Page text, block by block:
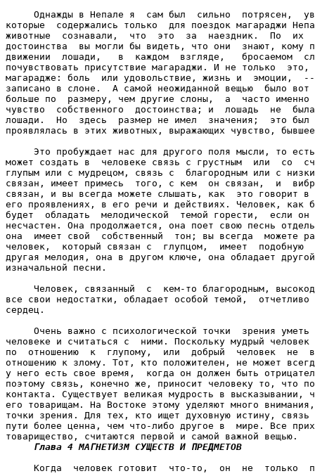
Однажды в Непале я  сам был  сильно  потрясен,
которые  содержались только  для поездок магараджи
животные  сознавали,  что  это  за  наездник.  По  их
достоинства  вы могли бы видеть, что они  знают, кому
движении  лошади,   в  каждом  взгляде,   бросаемом
почувствовать присутствие магараджи. И не только  это,
магарадже: боль  или удовольствие, жизнь и  эмоции,
записано в слоне.  А самой неожиданной вещью  было
больше по  размеру, чем другие слоны,  а  часто именно
чувство  собственного  достоинства; и  лошадь  не
лошади.  Но  здесь  размер не имел  значения;  это
проявлялась в этих животных, выражающих чувство,
Это пробуждает нас для другого поля мысли, то
может создать в  человеке связь с грустным  или  со
глупым или с мудрецом, связь с  благородным или с
связан, имеет примесь  того, с кем  он связан,  и
связан, и вы всегда можете слышать, как  это говорит в
его проявлениях, в его речи и действиях. Человек, как
будет  обладать  мелодической  темой горести,  если
несчастен. Она продолжается, она поет свою песнь
она  имеет свой  собственный  тон; вы всегда  можете
человек,  который связан с  глупцом,  имеет  подобную
другая мелодия, она в другом ключе, она обладает
изначальной песни.
Человек, связанный  с  кем-то благородным,
все свои недостатки, обладает особой темой,  отчетливо
сердец.
Очень важно с психологической точки  зрения уметь
человеке и считаться с  ними. Поскольку мудрый человек
по  отношению  к  глупому,  или  добрый  человек  не
отношению к злому. Тот, кто положителен, не может
у него есть свое время,  когда он должен быть
поэтому связь, конечно же, приносит человеку то, что
контакта. Существует великая мудрость в высказывании,
его товарищам. На Востоке этому уделяют много
точки зрения. Для тех, кто ищет духовную истину,
пути более ценна, чем что-либо другое в  мире. Все
товарищество, считаются первой и самой важной вещью.
Глава 4 МАГНЕТИЗМ СУЩЕСТВ И ПРЕДМЕТОВ
Когда  человек готовит  что-то,  он  не  только